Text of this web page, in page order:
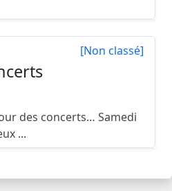
[Non classé]
des concerts… Samedi
...